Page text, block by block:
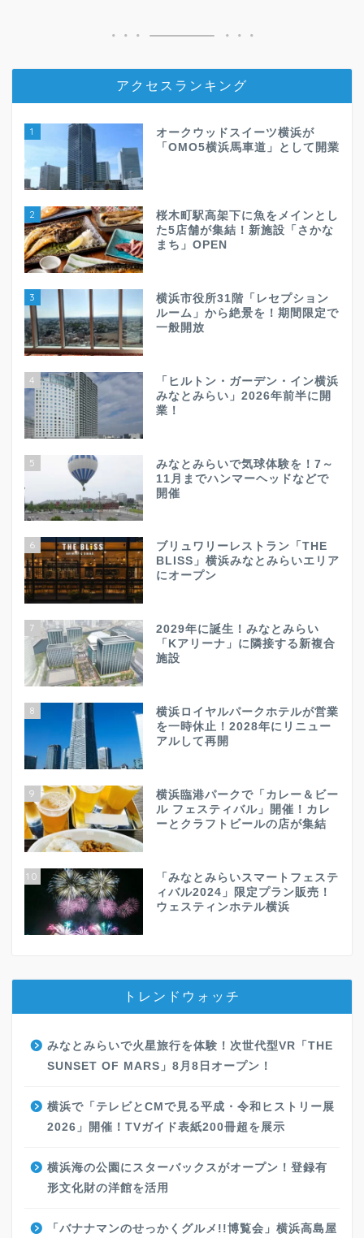
アクセスランキング
1
オークウッドスイーツ横浜が
「OMO5横浜馬車道」として開業
2
桜木町駅高架下に魚をメインとし
た5店舗が集結！新施設「さかな
まち」OPEN
3
横浜市役所31階「レセプション
ルーム」から絶景を！期間限定で
一般開放
4
「ヒルトン・ガーデン・イン横浜
みなとみらい」2026年前半に開
業！
5
みなとみらいで気球体験を！7～
11月までハンマーヘッドなどで
開催
6
ブリュワリーレストラン「THE
BLISS」横浜みなとみらいエリア
にオープン
7
2029年に誕生！みなとみらい
「Kアリーナ」に隣接する新複合
施設
8
横浜ロイヤルパークホテルが営業
を一時休止！2028年にリニュー
アルして再開
9
横浜臨港パークで「カレー＆ビー
ル フェスティバル」開催！カレ
ーとクラフトビールの店が集結
10
「みなとみらいスマートフェステ
ィバル2024」限定プラン販売！
ウェスティンホテル横浜
トレンドウォッチ
みなとみらいで火星旅行を体験！次世代型VR「THE
SUNSET OF MARS」8月8日オープン！
横浜で「テレビとCMで見る平成・令和ヒストリー展
2026」開催！TVガイド表紙200冊超を展示
横浜海の公園にスターバックスがオープン！登録有
形文化財の洋館を活用
「バナナマンのせっかくグルメ!!博覧会」横浜高島屋